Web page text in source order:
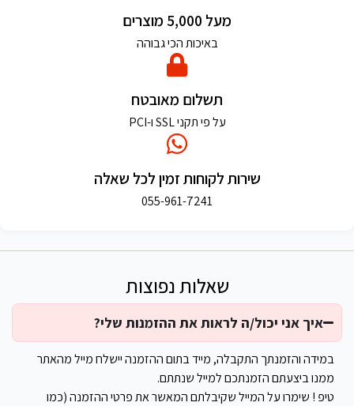
איך אני יכול/ה לראות את ההזמנות שלי?
במידה והזמנתך התקבלה, מייד בתום ההזמנה יישלח מייל מהאתר
ממנו ביצעתם הזמנתכם למייל שנתתם.
טיפ ! שימרו על המייל שקיבלתם המאשר את פרטי ההזמנה (כמו
שאלות נפוצות
מעל 5,000 מוצרים
באיכות הכי גבוהה
תשלום מאובטח
על פי תקני SSL ו-PCI
שירות לקוחות זמין לכל שאלה
055-961-7241